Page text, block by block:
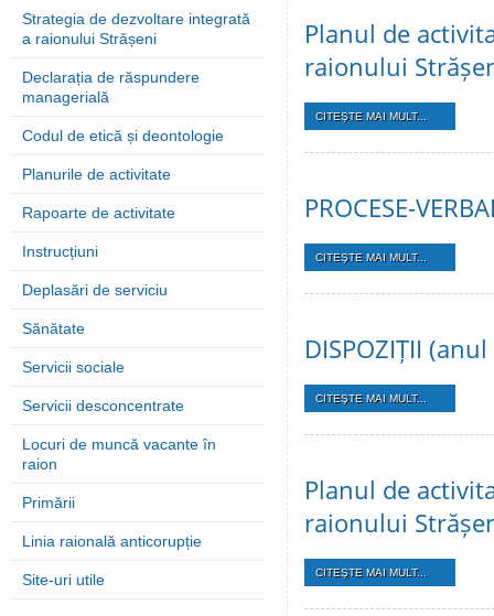
Strategia de dezvoltare integrată
a raionului Strășeni
Declarația de răspundere
managerială
Codul de etică și deontologie
Planurile de activitate
Rapoarte de activitate
Instrucțiuni
Deplasări de serviciu
Sănătate
Servicii sociale
Servicii desconcentrate
Locuri de muncă vacante în
raion
Primării
Linia raională anticorupție
Site-uri utile
Planul de
raionului
CITEŞTE MAI MULT...
PROCESE-
CITEŞTE MAI MULT...
DISPOZIȚII
CITEŞTE MAI MULT...
Planul de
raionului
CITEŞTE MAI MULT...